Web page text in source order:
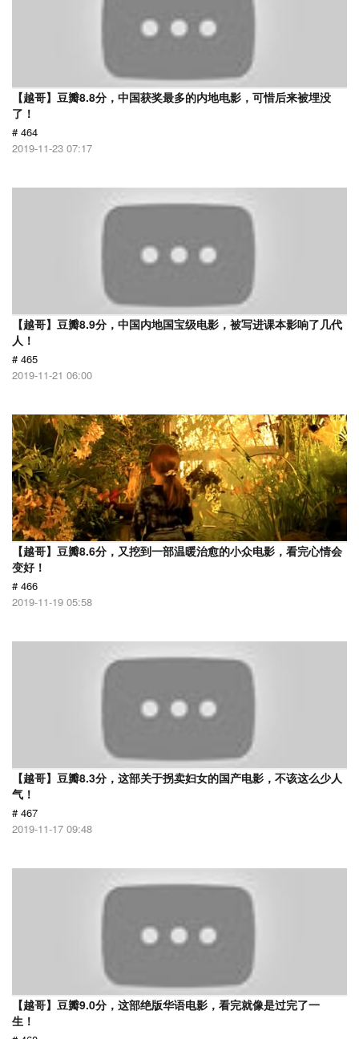
【越哥】豆瓣8.8分，中国获奖最多的内地电影，可惜后来被埋没
了！
# 464
2019-11-23 07:17
【越哥】豆瓣8.9分，中国内地国宝级电影，被写进课本影响了几代
人！
# 465
2019-11-21 06:00
【越哥】豆瓣8.6分，又挖到一部温暖治愈的小众电影，看完心情会
变好！
# 466
2019-11-19 05:58
【越哥】豆瓣8.3分，这部关于拐卖妇女的国产电影，不该这么少人
气！
# 467
2019-11-17 09:48
【越哥】豆瓣9.0分，这部绝版华语电影，看完就像是过完了一
生！